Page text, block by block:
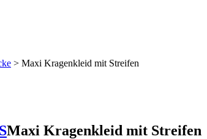
> Maxi Kragenkleid mit Streifen
Maxi Kragenkleid mit Streifen